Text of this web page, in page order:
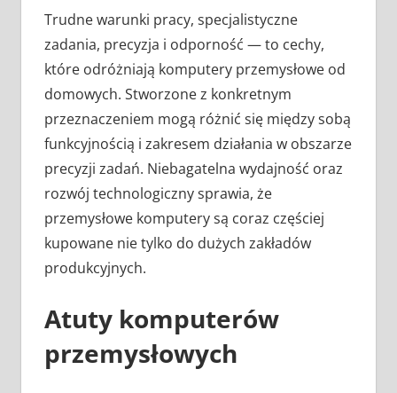
Trudne warunki pracy, specjalistyczne
zadania, precyzja i odporność — to cechy,
które odróżniają komputery przemysłowe od
domowych. Stworzone z konkretnym
przeznaczeniem mogą różnić się między sobą
funkcyjnością i zakresem działania w obszarze
precyzji zadań. Niebagatelna wydajność oraz
rozwój technologiczny sprawia, że
przemysłowe komputery są coraz częściej
kupowane nie tylko do dużych zakładów
produkcyjnych.
Atuty komputerów
przemysłowych